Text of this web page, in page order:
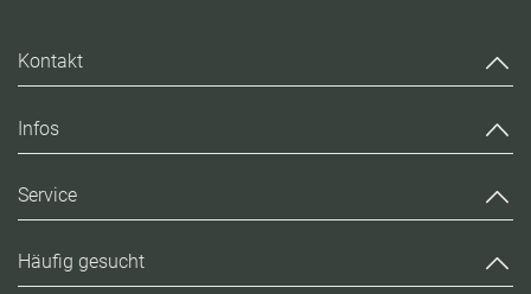
Kontakt
Infos
Service
Häufig gesucht